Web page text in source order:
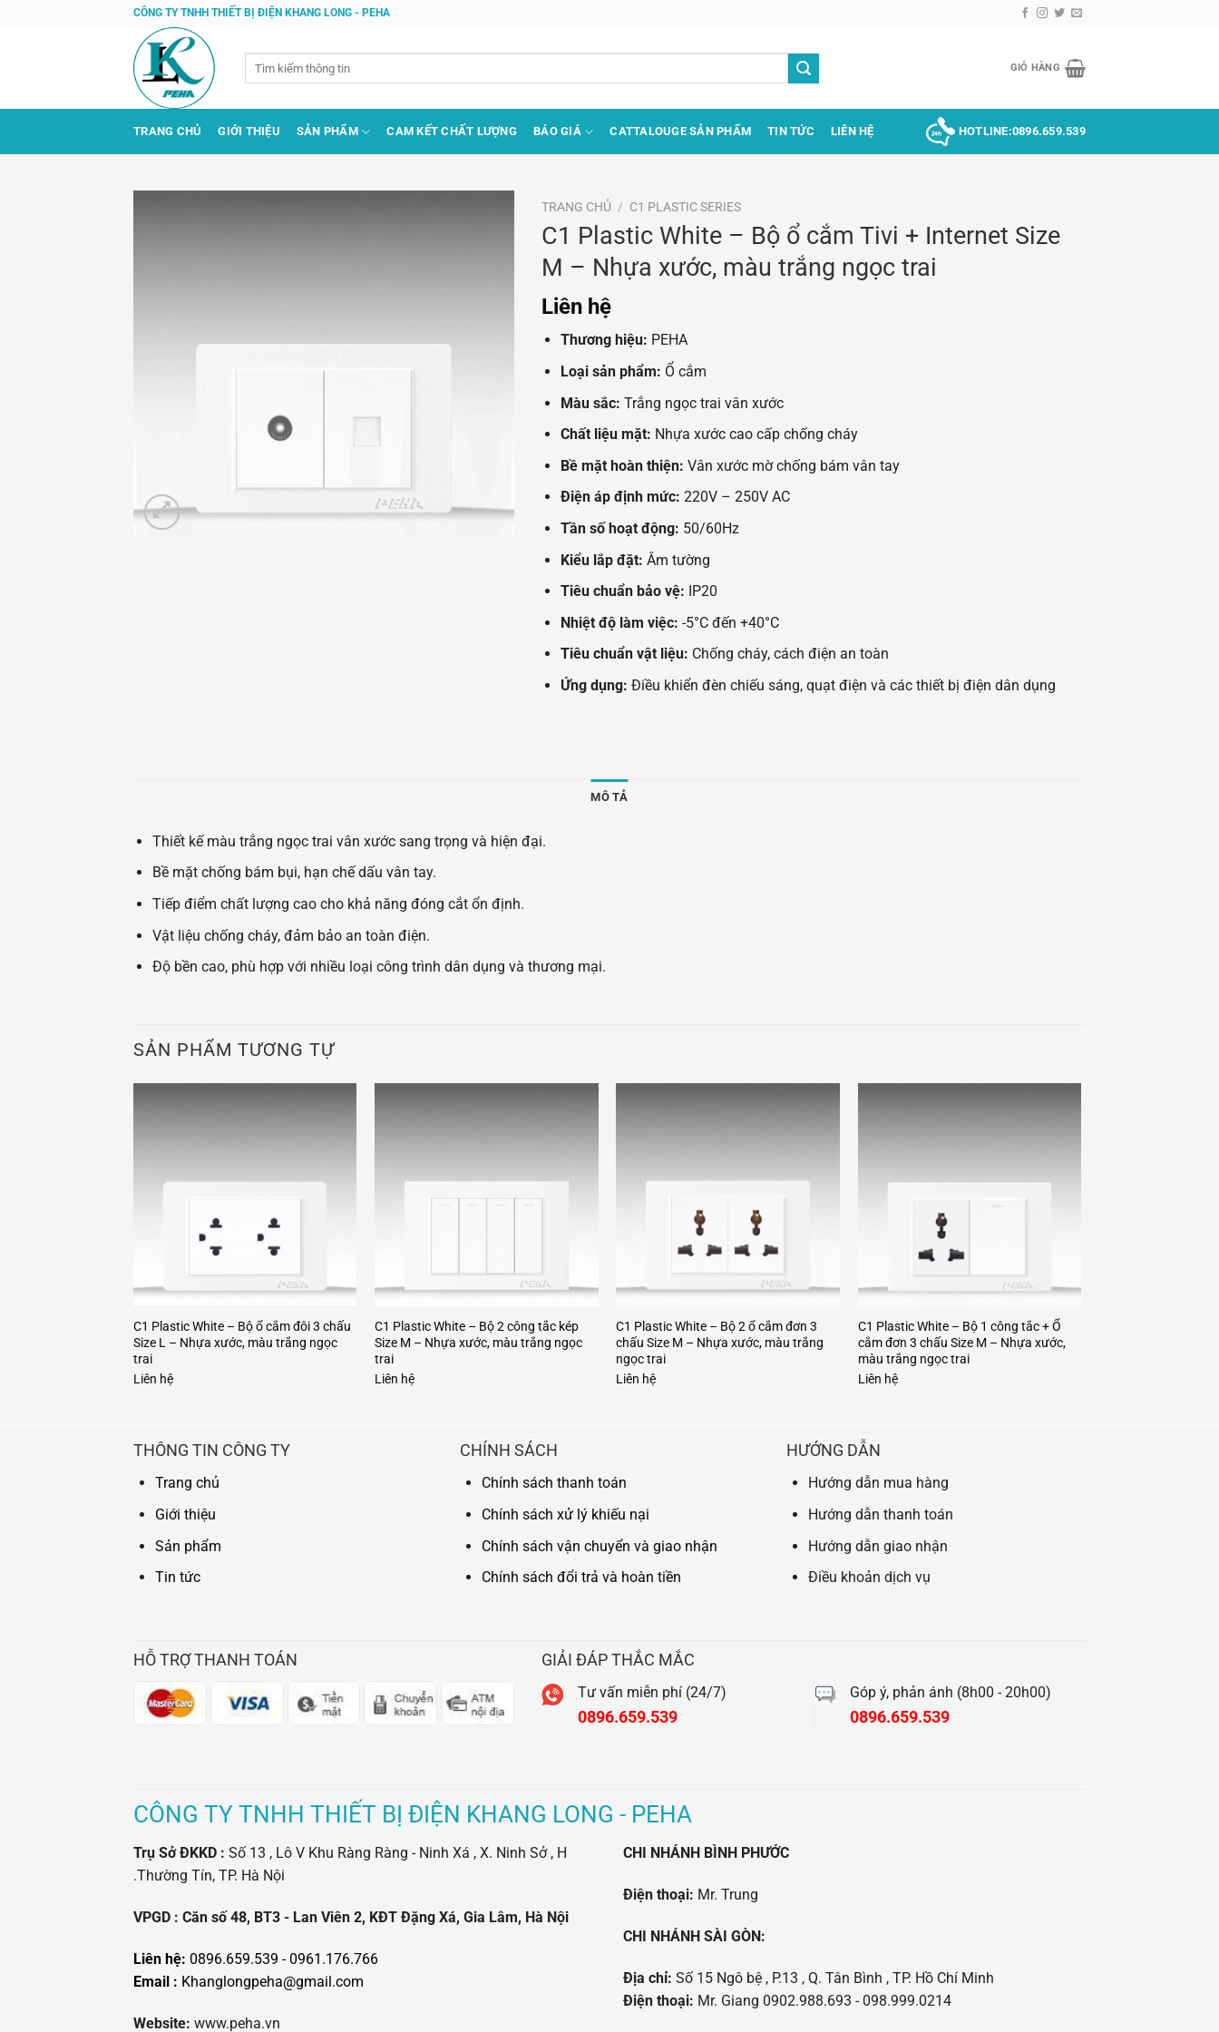
CÔNG TY TNHH THIẾT BỊ ĐIỆN KHANG LONG - PEHA
GIỎ HÀNG
TRANG CHỦ GIỚI THIỆU SẢN PHẨM CAM KẾT CHẤT LƯỢNG BÁO GIÁ CATTALOUGE SẢN PHẨM TIN TỨC LIÊN HỆ HOTLINE:0896.659.539
TRANG CHỦ / C1 PLASTIC SERIES
C1 Plastic White – Bộ ổ cắm Tivi + Internet Size
M – Nhựa xước, màu trắng ngọc trai
Liên hệ
Thương hiệu: PEHA
Loại sản phẩm: Ổ cắm
Màu sắc: Trắng ngọc trai vân xước
Chất liệu mặt: Nhựa xước cao cấp chống cháy
Bề mặt hoàn thiện: Vân xước mờ chống bám vân tay
Điện áp định mức: 220V – 250V AC
Tần số hoạt động: 50/60Hz
Kiểu lắp đặt: Âm tường
Tiêu chuẩn bảo vệ: IP20
Nhiệt độ làm việc: -5°C đến +40°C
Tiêu chuẩn vật liệu: Chống cháy, cách điện an toàn
Ứng dụng: Điều khiển đèn chiếu sáng, quạt điện và các thiết bị điện dân dụng
MÔ TẢ
Thiết kế màu trắng ngọc trai vân xước sang trọng và hiện đại.
Bề mặt chống bám bụi, hạn chế dấu vân tay.
Tiếp điểm chất lượng cao cho khả năng đóng cắt ổn định.
Vật liệu chống cháy, đảm bảo an toàn điện.
Độ bền cao, phù hợp với nhiều loại công trình dân dụng và thương mại.
SẢN PHẨM TƯƠNG TỰ
C1 Plastic White – Bộ ổ cắm đôi 3 chấu
Size L – Nhựa xước, màu trắng ngọc
trai
Liên hệ
C1 Plastic White – Bộ 2 công tắc kép
Size M – Nhựa xước, màu trắng ngọc
trai
Liên hệ
C1 Plastic White – Bộ 2 ổ cắm đơn 3
chấu Size M – Nhựa xước, màu trắng
ngọc trai
Liên hệ
C1 Plastic White – Bộ 1 công tắc + Ổ
cắm đơn 3 chấu Size M – Nhựa xước,
màu trắng ngọc trai
Liên hệ
THÔNG TIN CÔNG TY
Trang chủ
Giới thiệu
Sản phẩm
Tin tức
CHÍNH SÁCH
Chính sách thanh toán
Chính sách xử lý khiếu nại
Chính sách vận chuyển và giao nhận
Chính sách đổi trả và hoàn tiền
HƯỚNG DẪN
Hướng dẫn mua hàng
Hướng dẫn thanh toán
Hướng dẫn giao nhận
Điều khoản dịch vụ
HỖ TRỢ THANH TOÁN GIẢI ĐÁP THẮC MẮC
Tư vấn miễn phí (24/7)
0896.659.539
Góp ý, phản ánh (8h00 - 20h00)
0896.659.539
CÔNG TY TNHH THIẾT BỊ ĐIỆN KHANG LONG - PEHA
Trụ Sở ĐKKD : Số 13 , Lô V Khu Ràng Ràng - Ninh Xá , X. Ninh Sở , H
.Thường Tín, TP. Hà Nội
VPGD : Căn số 48, BT3 - Lan Viên 2, KĐT Đặng Xá, Gia Lâm, Hà Nội
Liên hệ: 0896.659.539 - 0961.176.766
Email : Khanglongpeha@gmail.com
Website: www.peha.vn
CHI NHÁNH BÌNH PHƯỚC
Điện thoại: Mr. Trung
CHI NHÁNH SÀI GÒN:
Địa chỉ: Số 15 Ngô bệ , P.13 , Q. Tân Bình , TP. Hồ Chí Minh
Điện thoại: Mr. Giang 0902.988.693 - 098.999.0214